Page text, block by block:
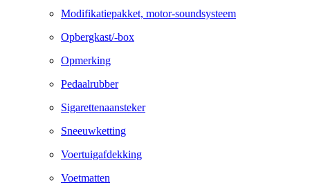
Modifikatiepakket, motor-soundsysteem
Opbergkast/-box
Opmerking
Pedaalrubber
Sigarettenaansteker
Sneeuwketting
Voertuigafdekking
Voetmatten